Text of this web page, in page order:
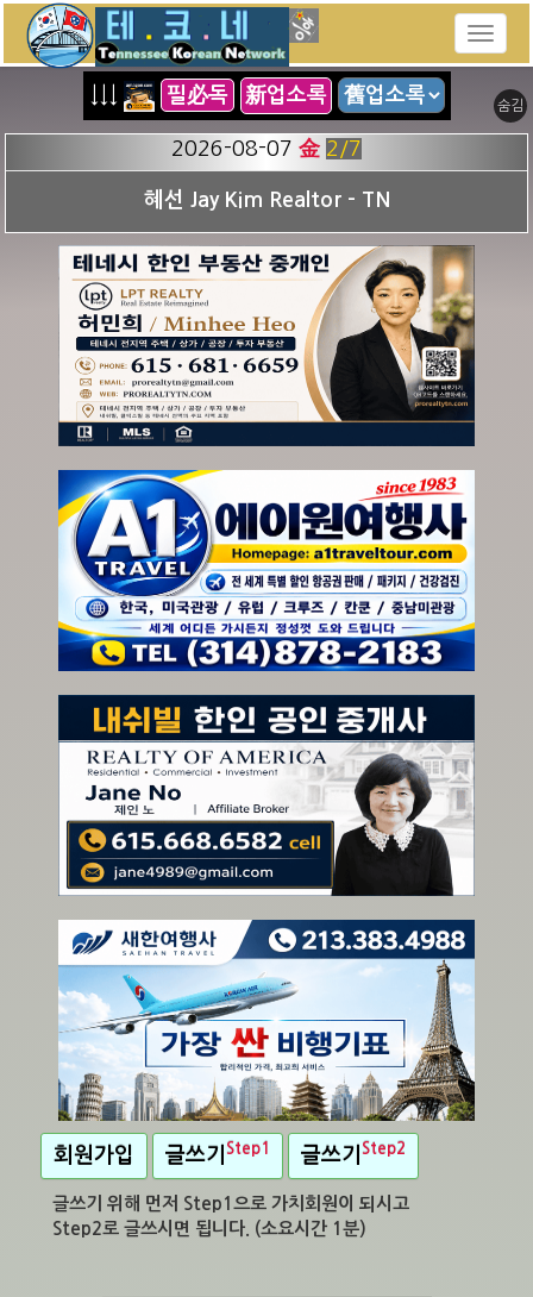
숨김
필必독 新업소록
2026-08-07 金 2 /7
혜선 Jay Kim Realtor - TN
회원가입 글쓰기 Step1 글쓰기 Step2
글쓰기 위해 먼저 Step1으로 가치회원이 되시고
Step2로 글쓰시면 됩니다. (소요시간 1분)